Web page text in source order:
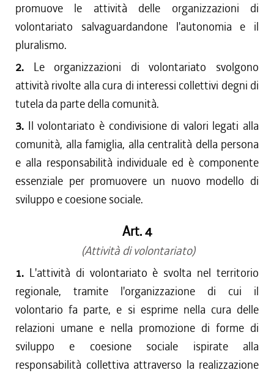
promuove le attività delle organizzazioni di
volontariato salvaguardandone l'autonomia e il
pluralismo.
2. Le organizzazioni di volontariato svolgono
attività rivolte alla cura di interessi collettivi degni di
tutela da parte della comunità.
3. Il volontariato è condivisione di valori legati alla
comunità, alla famiglia, alla centralità della persona
e alla responsabilità individuale ed è componente
essenziale per promuovere un nuovo modello di
sviluppo e coesione sociale.
Art. 4
(Attività di volontariato)
1. L'attività di volontariato è svolta nel territorio
regionale, tramite l'organizzazione di cui il
volontario fa parte, e si esprime nella cura delle
relazioni umane e nella promozione di forme di
sviluppo e coesione sociale ispirate alla
responsabilità collettiva attraverso la realizzazione